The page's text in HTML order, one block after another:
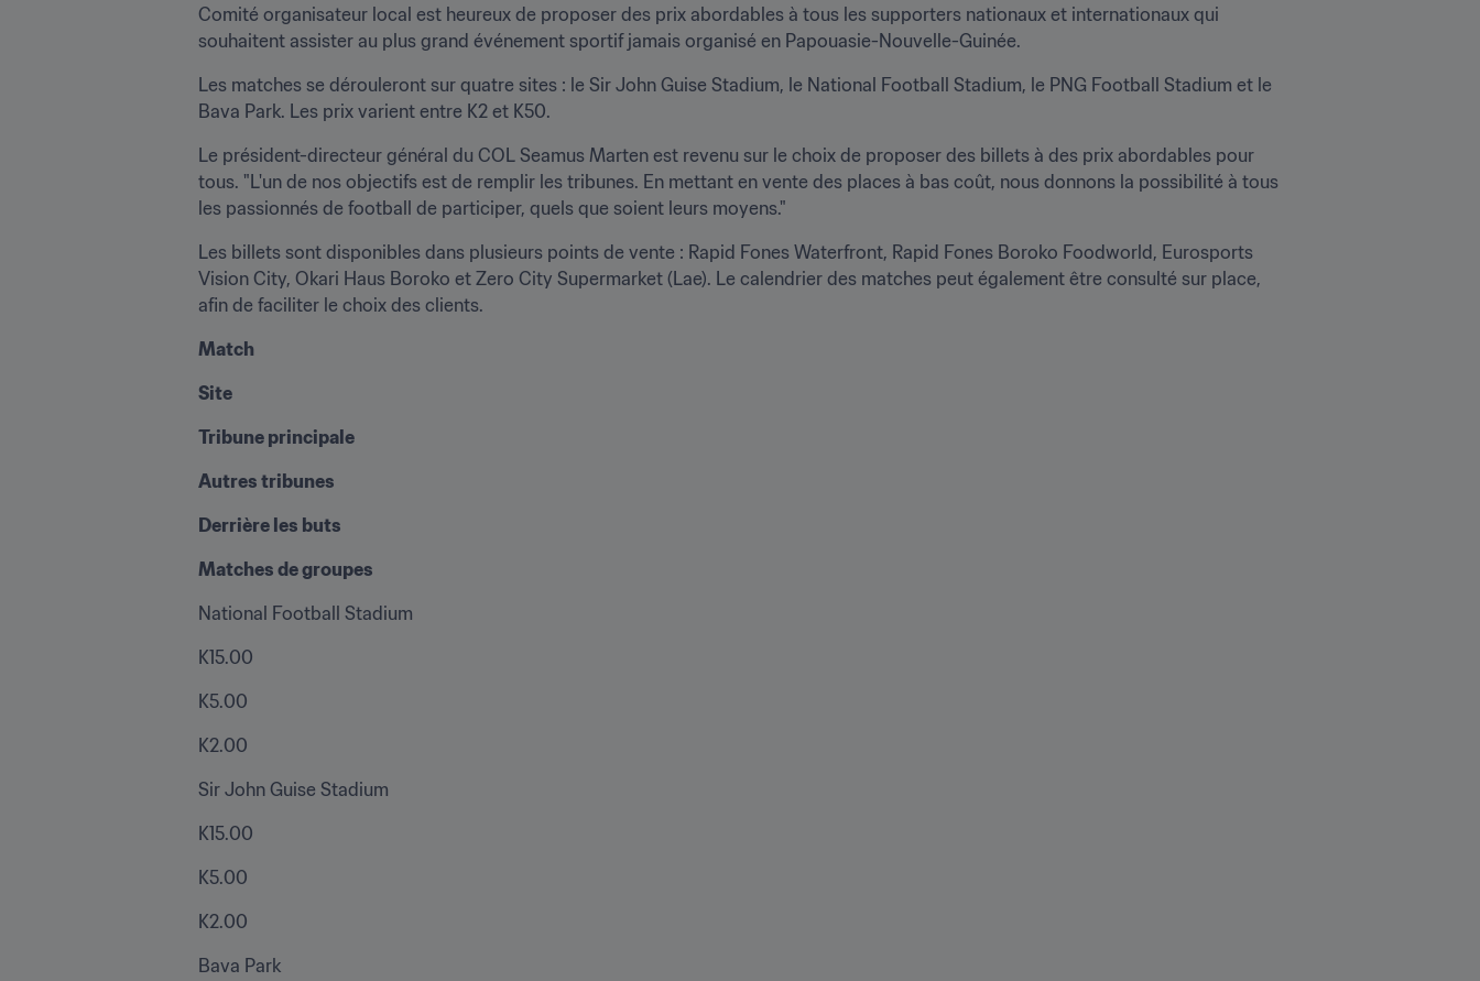
Comité organisateur local est heureux de proposer des prix abordables à tous les supporters nationaux et internationaux qui
souhaitent assister au plus grand événement sportif jamais organisé en Papouasie-Nouvelle-Guinée.
Les matches se dérouleront sur quatre sites : le Sir John Guise Stadium, le National Football Stadium, le PNG Football Stadium et le
Bava Park. Les prix varient entre K2 et K50.
Le président-directeur général du COL Seamus Marten est revenu sur le choix de proposer des billets à des prix abordables pour
tous. "L'un de nos objectifs est de remplir les tribunes. En mettant en vente des places à bas coût, nous donnons la possibilité à tous
les passionnés de football de participer, quels que soient leurs moyens."
Les billets sont disponibles dans plusieurs points de vente : Rapid Fones Waterfront, Rapid Fones Boroko Foodworld, Eurosports
Vision City, Okari Haus Boroko et Zero City Supermarket (Lae). Le calendrier des matches peut également être consulté sur place,
afin de faciliter le choix des clients.
Match
Site
Tribune principale
Autres tribunes
Derrière les buts
Matches de groupes
National Football Stadium
K15.00
K5.00
K2.00
Sir John Guise Stadium
K15.00
K5.00
K2.00
Bava Park